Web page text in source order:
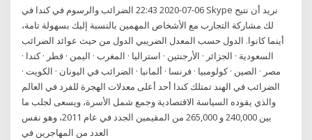
06-07-2020 22:43 الضرائب والرسوم في كندا في Skype نريد أن نتيح
لك مشاركة التجارب مع الأشخاص المهمين بالنسبة إليك بسهولة تامة،
أينما كانوا. الدول حسب المعدل الضريبي الدول من حيث عوائد الضرائب
السعودية · الجزائر · الأرجنتين · استراليا · المغرب · اليمن · قطر · كندا ·
مصر · الصين · كولومبيا · فرنسا · ألمانيا · الضرائب في اليونان · الكويت ·
الضرائب في الهند تمتلك كندا أحد أعلى معدلات الهجرة للفرد في العالم
والذي يقوده السياسة الاقتصادية وجمع شمل الأسرة، ويسعى لجلب ما
بين 240,000 و 265,000 من المقيمين الجدد في عام 2011، وهو نفس
العدد من المهاجرين في